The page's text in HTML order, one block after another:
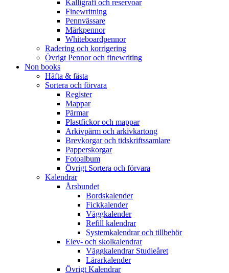
Kalligrafi och reservoar
Finewritning
Pennvässare
Märkpennor
Whiteboardpennor
Radering och korrigering
Övrigt Pennor och finewriting
Non books
Häfta & fästa
Sortera och förvara
Register
Mappar
Pärmar
Plastfickor och mappar
Arkivpärm och arkivkartong
Brevkorgar och tidskriftssamlare
Papperskorgar
Fotoalbum
Övrigt Sortera och förvara
Kalendrar
Årsbundet
Bordskalender
Fickkalender
Väggkalender
Refill kalendrar
Systemkalendrar och tillbehör
Elev- och skolkalendrar
Väggkalendrar Studieåret
Lärarkalender
Övrigt Kalendrar